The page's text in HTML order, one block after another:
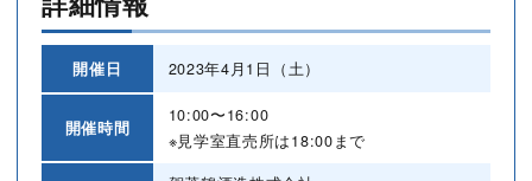
開催日 2023年4月1日（土）
開催時間
10:00〜16:00
※見学室直売所は18:00まで